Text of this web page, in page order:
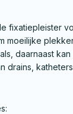
fixatiepleister
moeilijke
daarnaast
drains,